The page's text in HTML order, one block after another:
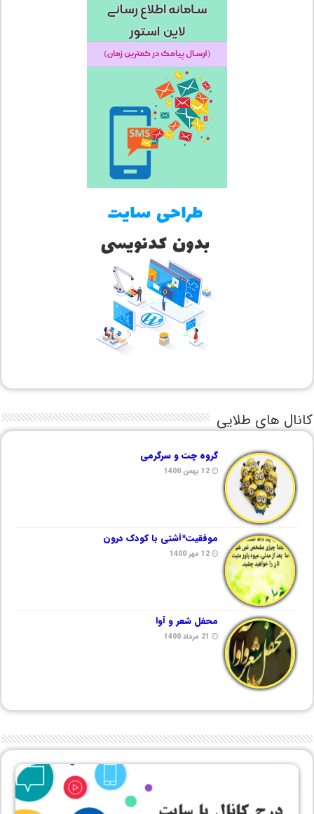
کانال های طلایی
گروه چت و سرگرمی
12 بهمن 1400
موفقیت*آشتی با کودک درون
12 مهر 1400
محفل شعر و آوا
21 مرداد 1400